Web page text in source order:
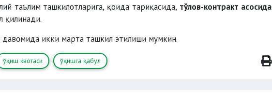
таълим ташкилотларига, қоида тариқасида, тўлов-контракт асосида
қилинади.
давомида икки марта ташкил этилиши мумкин.
ўқиш квотаси ўқишга қабул